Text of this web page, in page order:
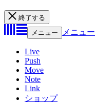
終了する
メニュー
メニュー
Live
Push
Move
Note
Link
ショップ